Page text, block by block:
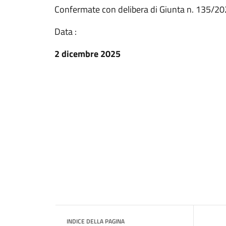
Confermate con delibera di Giunta n. 135/
Data :
2 dicembre 2025
INDICE DELLA PAGINA